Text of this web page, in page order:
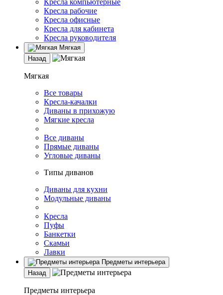
Кресла компьютерные
Кресла рабочие
Кресла офисные
Кресла для кабинета
Кресла руководителя
Мягкая
Назад
Мягкая
Все товары
Кресла-качалки
Диваны в прихожую
Мягкие кресла
Все диваны
Прямые диваны
Угловые диваны
Типы диванов
Диваны для кухни
Модульные диваны
Кресла
Пуфы
Банкетки
Скамьи
Лавки
Предметы интерьера
Назад
Предметы интерьера